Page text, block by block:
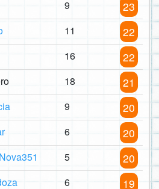
9 23
11 22
16 22
18 21
9 20
6 20
5 20
6 19